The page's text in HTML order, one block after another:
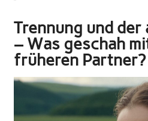
Trennung und
– Was geschah
früheren Partner?